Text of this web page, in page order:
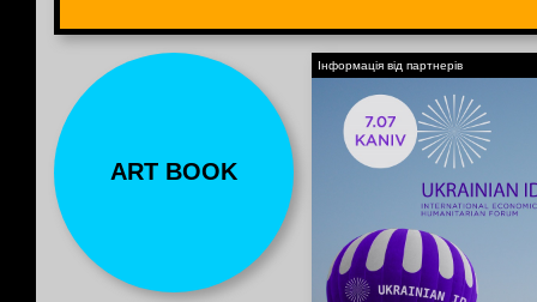
ART BOOK
Інформація від партнерів